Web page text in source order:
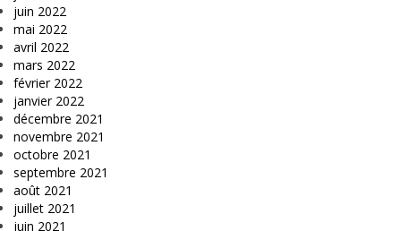
juin 2022
mai 2022
avril 2022
mars 2022
février 2022
janvier 2022
décembre 2021
novembre 2021
octobre 2021
septembre 2021
août 2021
juillet 2021
juin 2021